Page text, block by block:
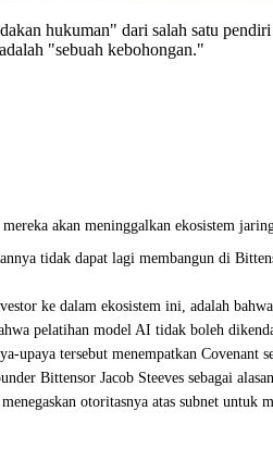
hukuman" dari salah satu
"sebuah kebohongan."
akan meninggalkan ekosistem
tidak dapat lagi membangun di
ke dalam ekosistem ini, adalah
pelatihan model AI tidak boleh
upaya tersebut menempatkan Covenant
Bittensor Jacob Steeves sebagai
otoritasnya atas subnet